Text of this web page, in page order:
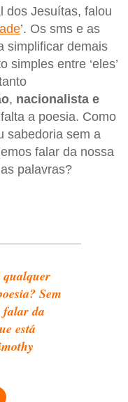
dos Jesuítas, falou
’. Os sms e as
simplificar demais
simples entre ‘eles’
, nacionalista e
a poesia. Como
sabedoria sem a
falar da nossa
palavras?
qualquer
Sem
falar da
está